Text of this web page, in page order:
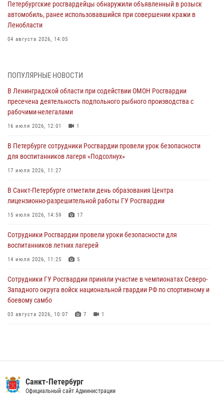
Петербургские росгвардейцы обнаружили объявленный в розыск
автомобиль, ранее использовавшийся при совершении кражи в
Ленобласти
04 августа 2026, 14:05
также оказали доврачебную помощь пострадавшим
03 августа 2026, 14:15 3 1
Росгвардейцы приняли участие в Большом семейном фестивале
03 августа 2026, 13:26
В Ленинградской области сотрудники Росгвардии обнаружили
пропавшего мальчика с нарушением слуха и помогли ему вернуться
домой
В Санкт-Петербурге при содействии СОБР Росгвардии задержаны
подозреваемые в мошеннических действиях
Сотрудники ГУ Росгвардии приняли участие в чемпионатах Северо-
Западного округа войск национальной гвардии РФ по спортивному и
03 августа 2026, 10:07 7 1
ПОПУЛЯРНЫЕ НОВОСТИ
В Ленинградской области при содействии ОМОН Росгвардии
пресечена деятельность подпольного рыбного производства с
рабочими-нелегалами
16 июля 2026, 12:01 1
В Петербурге сотрудники Росгвардии провели урок безопасности
для воспитанников лагеря «Подсолнух»
17 июля 2026, 11:27
В Санкт-Петербурге отметили день образования Центра
лицензионно-разрешительной работы ГУ Росгвардии
15 июля 2026, 14:59 17
Сотрудники Росгвардии провели уроки безопасности для
воспитанников летних лагерей
14 июля 2026, 11:25 5
Сотрудники ГУ Росгвардии приняли участие в чемпионатах Северо-
Западного округа войск национальной гвардии РФ по спортивному и
боевому самбо
03 августа 2026, 10:07 7 1
В Красногвардейском районе росгвардейцы задержали хулигана,
угрожавшего мужчине пневматическим пистолетом
Санкт-Петербург
Официальный сайт Администрации